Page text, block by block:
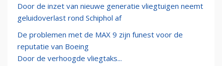
Door de inzet van nieuwe generatie vliegtuigen neemt
geluidoverlast rond Schiphol af
De problemen met de MAX 9 zijn funest voor de
reputatie van Boeing
Door de verhoogde vliegtaks...